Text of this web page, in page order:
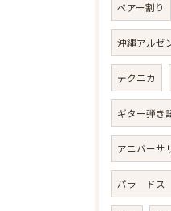
ペアー割り
沖縄アルゼ
テクニカ
ギター弾き
アニバーサ
パラ ドス